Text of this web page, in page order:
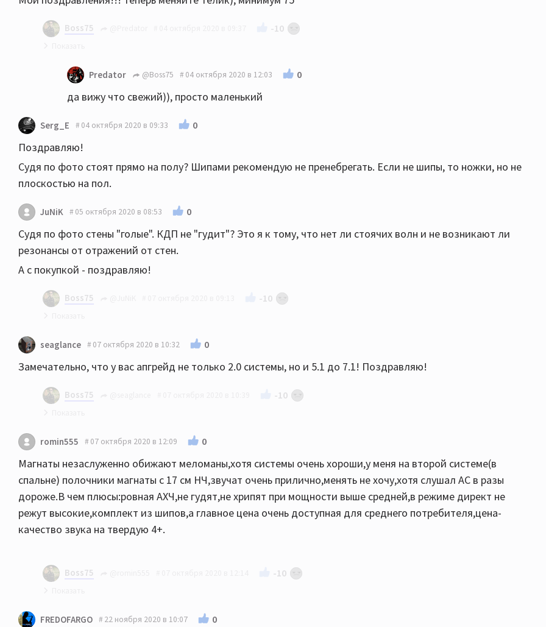
Boss75 -10
ахах ))) так то с удовольствием ))) но это не скоро.... этому 50" - год
Predator @Boss75 04 октября 2020 в 12:03 0
да вижу что свежий)), просто маленький
Serg_E 04 октября 2020 в 09:33 0
Поздравляю!
Судя по фото стоят прямо на полу? Шипами рекомендую не пренебрегать. Если не шипы, то ножки, но не
плоскостью на пол.
JuNiK 05 октября 2020 в 08:53 0
Судя по фото стены "голые". КДП не "гудит"? Это я к тому, что нет ли стоячих волн и не возникают ли
резонансы от отражений от стен.
А с покупкой - поздравляю!
Boss75 -10
с варфами гудело. с магнат вроде нет
seaglance 07 октября 2020 в 10:32 0
Замечательно, что у вас апгрейд не только 2.0 системы, но и 5.1 до 7.1! Поздравляю!
Boss75 -10
5.1.2 было еще в комплекте с варфами
romin555 07 октября 2020 в 12:09 0
Магнаты незаслуженно обижают меломаны,хотя системы очень хороши,у меня на второй системе(в
спальне) полочники магнаты с 17 см НЧ,звучат очень прилично,менять не хочу,хотя слушал АС в разы
дороже.В чем плюсы:ровная АХЧ,не гудят,не хрипят при мощности выше средней,в режиме директ не
режут высокие,комплект из шипов,а главное цена очень доступная для среднего потребителя,цена-
качество звука на твердую 4+.
Boss75 -10
согласен полностью. безусловно в более высоком ценовом диапазоне можно найти и лучше акустику, но
FREDOFARGO 22 ноября 2020 в 10:07 0